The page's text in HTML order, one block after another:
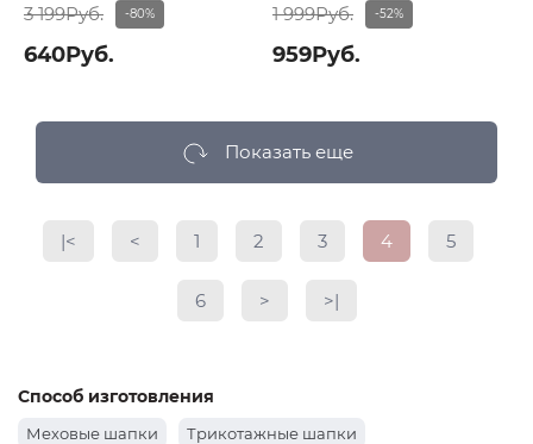
3 199Руб. -80%
640Руб.
1 999Руб. -52%
959Руб.
Показать еще
|< < 1 2 3 4 5
6 > >|
Способ изготовления
Меховые шапки
Трикотажные шапки